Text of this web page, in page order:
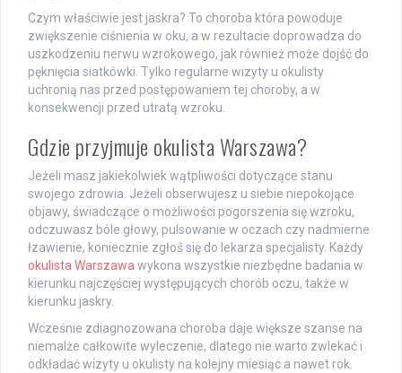
Czym właściwie jest jaskra? To choroba która powoduje
zwiększenie ciśnienia w oku, a w rezultacie doprowadza do
uszkodzeniu nerwu wzrokowego, jak również może dojść do
pęknięcia siatkówki. Tylko regularne wizyty u okulisty
uchronią nas przed postępowaniem tej choroby, a w
konsekwencji przed utratą wzroku.
Gdzie przyjmuje okulista Warszawa?
Jeżeli masz jakiekolwiek wątpliwości dotyczące stanu
swojego zdrowia. Jeżeli obserwujesz u siebie niepokojące
objawy, świadczące o możliwości pogorszenia się wzroku,
odczuwasz bóle głowy, pulsowanie w oczach czy nadmierne
łzawienie, koniecznie zgłoś się do lekarza specjalisty. Każdy
okulista Warszawawykona wszystkie niezbędne badania w
kierunku najczęściej występujących chorób oczu, także w
kierunku jaskry.
Wcześnie zdiagnozowana choroba daje większe szanse na
niemalże całkowite wyleczenie, dlatego nie warto zwlekać i
odkładać wizyty u okulisty na kolejny miesiąc a nawet rok.